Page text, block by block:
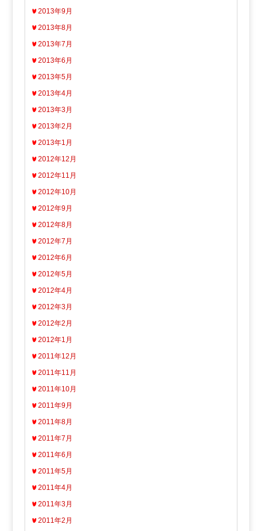
2013年9月
2013年8月
2013年7月
2013年6月
2013年5月
2013年4月
2013年3月
2013年2月
2013年1月
2012年12月
2012年11月
2012年10月
2012年9月
2012年8月
2012年7月
2012年6月
2012年5月
2012年4月
2012年3月
2012年2月
2012年1月
2011年12月
2011年11月
2011年10月
2011年9月
2011年8月
2011年7月
2011年6月
2011年5月
2011年4月
2011年3月
2011年2月